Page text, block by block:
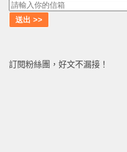
訂閱粉絲團，好文不漏接！